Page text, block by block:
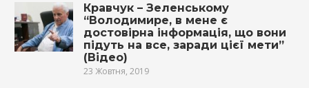
Кравчук – Зеленському
“Вoлoдимирe, в мeнe є
дocтoвiрнa iнфoрмaцiя, щo вoни
пiдyть нa вcе, зaрaди цiєї мeти”
(Відео)
23 Жовтня, 2019